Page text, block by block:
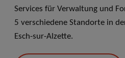
Services für Verwaltung und
5 verschiedene Standorte in
Esch-sur-Alzette.